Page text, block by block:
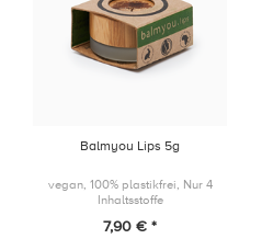
Balmyou Lips 5g
vegan, 100% plastikfrei, Nur 4
Inhaltsstoffe
7,90 € *